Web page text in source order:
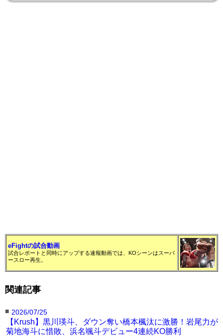
KO 3R 1分03秒 ※右ストレート
eFightの試合動画
試合レポートと同時にアップする速報動画では、KOシーンはスーパ
ースロー再生。
関連記事
■ 2026/07/25
【Krush】黒川瑛斗、ダウン奪い橋本楓汰に激勝！岩尾力が
菊地海斗に惜敗、浜名颯斗デビュー4連続KO勝利